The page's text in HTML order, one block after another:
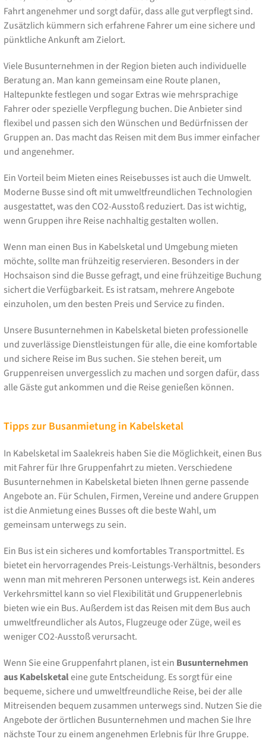
Fahrt angenehmer und sorgt dafür, dass alle gut verpflegt sind.
Zusätzlich kümmern sich erfahrene Fahrer um eine sichere und
pünktliche Ankunft am Zielort.
Viele Busunternehmen in der Region bieten auch individuelle
Beratung an. Man kann gemeinsam eine Route planen,
Haltepunkte festlegen und sogar Extras wie mehrsprachige
Fahrer oder spezielle Verpflegung buchen. Die Anbieter sind
flexibel und passen sich den Wünschen und Bedürfnissen der
Gruppen an. Das macht das Reisen mit dem Bus immer einfacher
und angenehmer.
Ein Vorteil beim Mieten eines Reisebusses ist auch die Umwelt.
Moderne Busse sind oft mit umweltfreundlichen Technologien
ausgestattet, was den CO2-Ausstoß reduziert. Das ist wichtig,
wenn Gruppen ihre Reise nachhaltig gestalten wollen.
Wenn man einen Bus in Kabelsketal und Umgebung mieten
möchte, sollte man frühzeitig reservieren. Besonders in der
Hochsaison sind die Busse gefragt, und eine frühzeitige Buchung
sichert die Verfügbarkeit. Es ist ratsam, mehrere Angebote
einzuholen, um den besten Preis und Service zu finden.
Unsere Busunternehmen in Kabelsketal bieten professionelle
und zuverlässige Dienstleistungen für alle, die eine komfortable
und sichere Reise im Bus suchen. Sie stehen bereit, um
Gruppenreisen unvergesslich zu machen und sorgen dafür, dass
alle Gäste gut ankommen und die Reise genießen können.
Tipps zur Busanmietung in Kabelsketal
In Kabelsketal im Saalekreis haben Sie die Möglichkeit, einen Bus
mit Fahrer für Ihre Gruppenfahrt zu mieten. Verschiedene
Busunternehmen in Kabelsketal bieten Ihnen gerne passende
Angebote an. Für Schulen, Firmen, Vereine und andere Gruppen
ist die Anmietung eines Busses oft die beste Wahl, um
gemeinsam unterwegs zu sein.
Ein Bus ist ein sicheres und komfortables Transportmittel. Es
bietet ein hervorragendes Preis-Leistungs-Verhältnis, besonders
wenn man mit mehreren Personen unterwegs ist. Kein anderes
Verkehrsmittel kann so viel Flexibilität und Gruppenerlebnis
bieten wie ein Bus. Außerdem ist das Reisen mit dem Bus auch
umweltfreundlicher als Autos, Flugzeuge oder Züge, weil es
weniger CO2-Ausstoß verursacht.
Wenn Sie eine Gruppenfahrt planen, ist ein Busunternehmen
aus Kabelsketaleine gute Entscheidung. Es sorgt für eine
bequeme, sichere und umweltfreundliche Reise, bei der alle
Mitreisenden bequem zusammen unterwegs sind. Nutzen Sie die
Angebote der örtlichen Busunternehmen und machen Sie Ihre
nächste Tour zu einem angenehmen Erlebnis für Ihre Gruppe.